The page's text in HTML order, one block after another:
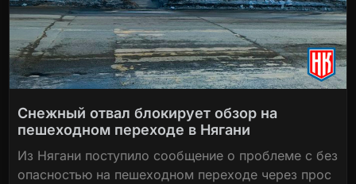
Снежный отвал блокирует обзор на
пешеходном переходе в Нягани
Из Нягани поступило сообщение о проблеме с без
опасностью на пешеходном переходе через прос